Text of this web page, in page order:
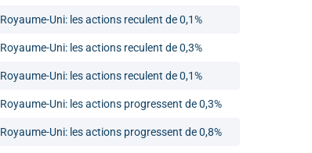
Royaume-Uni: les actions reculent de 0,1%
Royaume-Uni: les actions reculent de 0,3%
Royaume-Uni: les actions reculent de 0,1%
Royaume-Uni: les actions progressent de 0,3%
Royaume-Uni: les actions progressent de 0,8%